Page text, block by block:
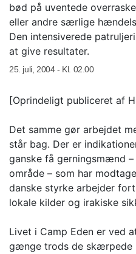
bød på uventede
eller andre særlige
Den intensiverede
at give resultater.
25. juli, 2004 - Kl. 02.00
[Oprindeligt publiceret af
Det samme gør arbejdet
står bag. Der er
ganske få gerningsmænd
område – som har
danske styrke arbejder
lokale kilder og irakiske
Livet i Camp Eden er ved
gænge trods de skærpede